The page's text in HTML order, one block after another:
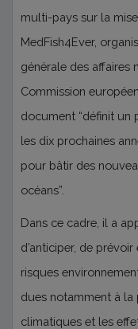
multi-pays sur la
MedFish4Ever,
générale des affaires
Commission
document “définit
les dix prochaines
pour bâtir des
océans”.
Dans ce cadre, il a
d’anticiper, de
risques
dues notamment à
climatiques et les